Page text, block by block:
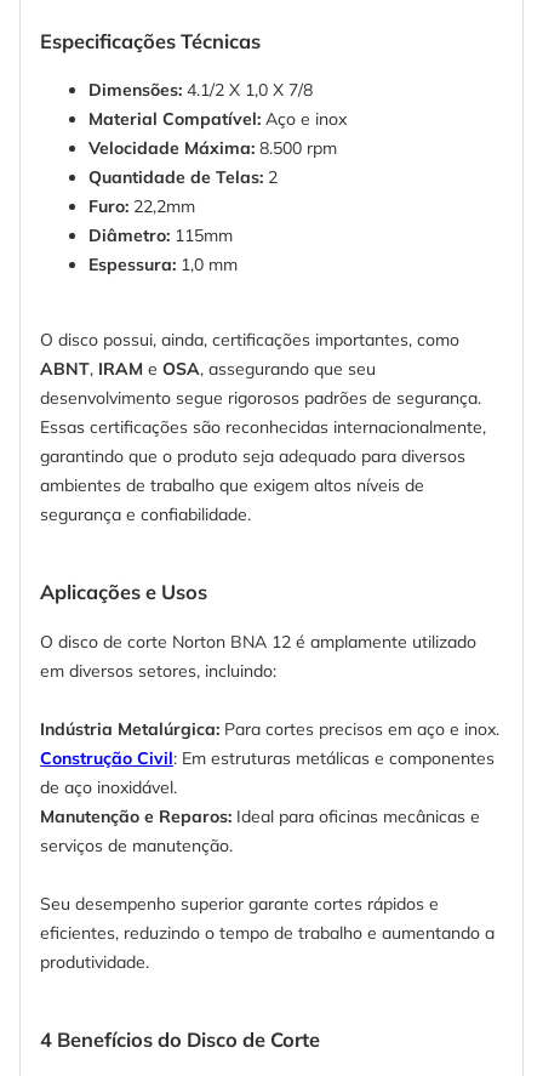
Especificações Técnicas
Dimensões: 4.1/2 X 1,0 X 7/8
Material Compatível: Aço e inox
Velocidade Máxima: 8.500 rpm
Quantidade de Telas: 2
Furo: 22,2mm
Diâmetro: 115mm
Espessura: 1,0 mm
O disco possui, ainda, certificações importantes, como
ABNT, IRAM e OSA, assegurando que seu
desenvolvimento segue rigorosos padrões de segurança.
Essas certificações são reconhecidas internacionalmente,
garantindo que o produto seja adequado para diversos
ambientes de trabalho que exigem altos níveis de
segurança e confiabilidade.
Aplicações e Usos
O disco de corte Norton BNA 12 é amplamente utilizado
em diversos setores, incluindo:
Indústria Metalúrgica: Para cortes precisos em aço e inox.
Construção Civil: Em estruturas metálicas e componentes
de aço inoxidável.
Manutenção e Reparos: Ideal para oficinas mecânicas e
serviços de manutenção.
Seu desempenho superior garante cortes rápidos e
eficientes, reduzindo o tempo de trabalho e aumentando a
produtividade.
4 Benefícios do Disco de Corte